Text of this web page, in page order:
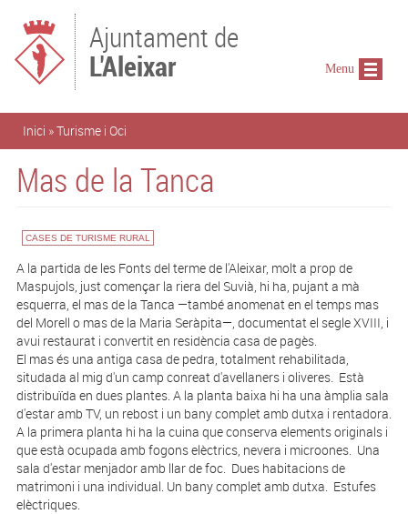
Ajuntament de
L'Aleixar
Esteu aquí
Inici »Turisme i Oci
Mas de la Tanca
CASES DE TURISME RURAL
A la partida de les Fonts del terme de l'Aleixar, molt a prop de
Maspujols, just començar la riera del Suvià, hi ha, pujant a mà
esquerra, el mas de la Tanca —també anomenat en el temps mas
del Morell o mas de la Maria Seràpita—, documentat el segle XVIII, i
avui restaurat i convertit en residència casa de pagès.
El mas és una antiga casa de pedra, totalment rehabilitada,
situdada al mig d'un camp conreat d'avellaners i oliveres. Està
distribuïda en dues plantes. A la planta baixa hi ha una àmplia sala
d'estar amb TV, un rebost i un bany complet amb dutxa i rentadora.
A la primera planta hi ha la cuina que conserva elements originals i
que està ocupada amb fogons elèctrics, nevera i microones. Una
sala d'estar menjador amb llar de foc. Dues habitacions de
matrimoni i una individual. Un bany complet amb dutxa. Estufes
elèctriques.
Menu